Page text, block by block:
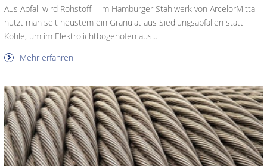
Aus Abfall wird Rohstoff – im Hamburger Stahlwerk von ArcelorMittal
nutzt man seit neustem ein Granulat aus Siedlungsabfällen statt
Kohle, um im Elektrolichtbogenofen aus...
Mehr erfahren